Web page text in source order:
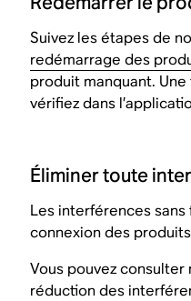
Suivez les étapes de
redémarrage des
produit manquant.
vérifiez dans
Éliminer toute
Les interférences
connexion des
Vous pouvez
réduction des